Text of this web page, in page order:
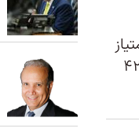
۱۶۸ امتیاز ۳- ایران ۱۶۲ امتیاز ۴- گرجستان ۶۸ امتیاز
۵۶ امتیاز ۷- بلاروس ۴۵ امتیاز ۸- آذربایجان ۴۲